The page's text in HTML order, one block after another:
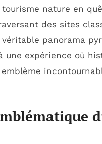
nature en
des sites
panorama
une expérience où